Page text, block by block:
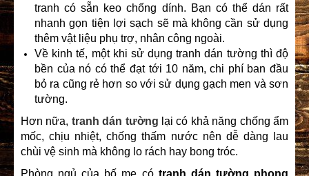
tranh có sẵn keo chống dính. Bạn có thể dán rất
nhanh gọn tiện lợi sạch sẽ mà không cần sử dụng
thêm vật liệu phụ trợ, nhân công ngoài.
Về kinh tế, một khi sử dụng tranh dán tường thì độ
bền của nó có thể đạt tới 10 năm, chi phí ban đầu
bỏ ra cũng rẻ hơn so với sử dụng gạch men và sơn
tường.
Hơn nữa, tranh dán tường lại có khả năng chống ẩm
mốc, chịu nhiệt, chống thấm nước nên dễ dàng lau
chùi vệ sinh mà không lo rách hay bong tróc.